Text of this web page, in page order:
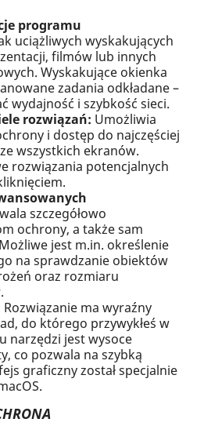
programu
uciążliwych wyskakujących
filmów lub innych
Wyskakujące okienka
zadania odkładane –
wydajność i szybkość sieci.
rozwiązań: Umożliwia
i dostęp do najczęściej
wszystkich ekranów.
rozwiązania potencjalnych
szczegółowo
ochrony, a także sam
jest m.in. określenie
na sprawdzanie obiektów
oraz rozmiaru
Rozwiązanie ma wyraźny
do którego przywykłeś w
narzędzi jest wysoce
co pozwala na szybką
graficzny został specjalnie